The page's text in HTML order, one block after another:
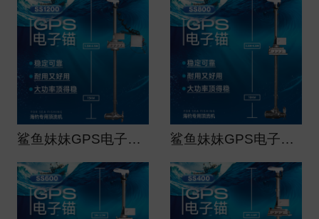
鲨鱼妹妹GPS电子锚（船用）大功率顶流机ss1200 鲨鱼妹妹GPS电子锚（船用）大功率顶流机ss800